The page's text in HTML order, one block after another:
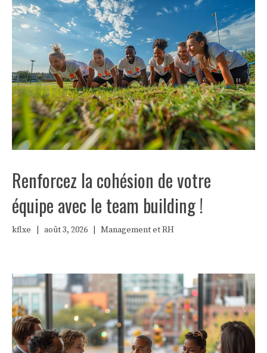
Renforcez la cohésion de votre
équipe avec le team building !
kflxe août 3, 2026 Management et RH